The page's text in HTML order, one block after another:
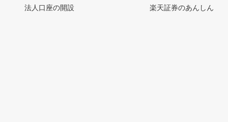
法人口座の開設
楽天証券のあんしん